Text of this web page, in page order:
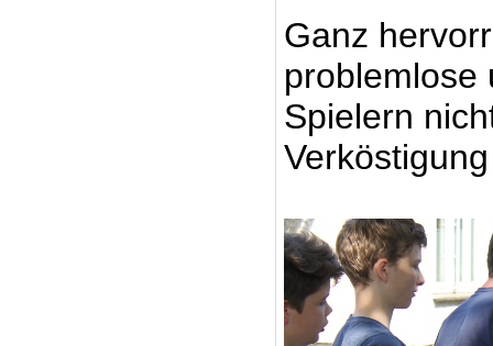
Ganz
problemlose
Spielern